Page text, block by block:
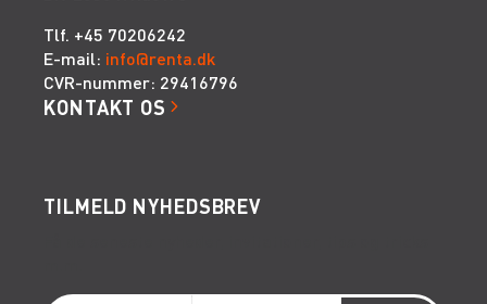
Tlf. +45 70206242
E-mail: info@renta.dk
CVR-nummer: 29416796
KONTAKT OS
TILMELD NYHEDSBREV